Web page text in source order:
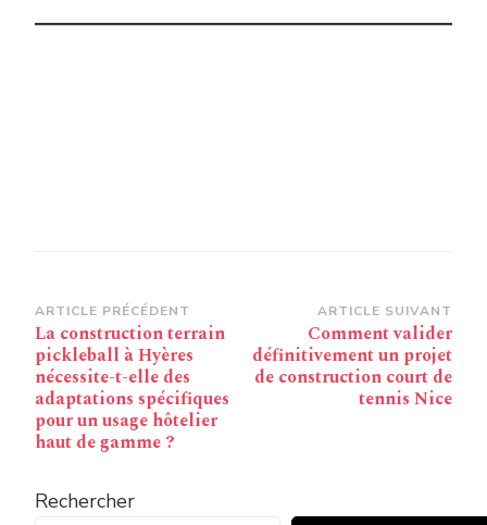
Navigation
d’article
ARTICLE PRÉCÉDENT
La construction terrain
pickleball à Hyères
nécessite-t-elle des
adaptations spécifiques
pour un usage hôtelier
haut de gamme ?
ARTICLE SUIVANT
Comment valider
définitivement un projet
de construction court de
tennis Nice
Rechercher